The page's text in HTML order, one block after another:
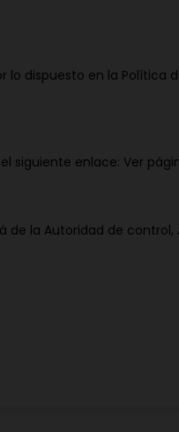
dispuesto en la Política
siguiente enlace: Ver
la Autoridad de control,